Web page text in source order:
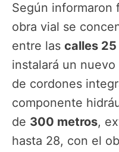
Según informaron
obra vial se
entre las calles
instalará un
de cordones
componente
de 300 metros,
hasta 28, con el